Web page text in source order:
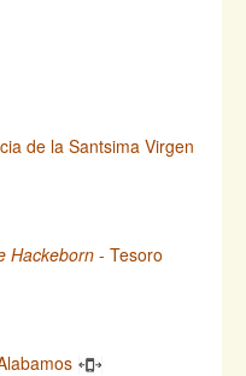
de la Santsima Virgen
Hackeborn - Tesoro